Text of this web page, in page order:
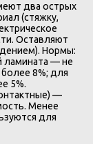
два острых
(стяжку,
Оставляют
Нормы:
ламината — не
8%; для
5%.
—
Менее
для